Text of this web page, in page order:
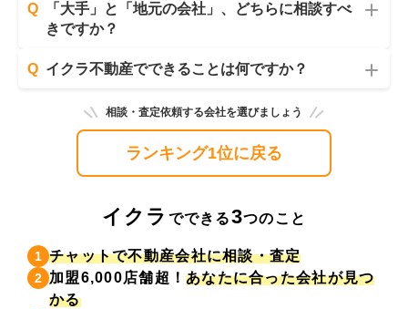
Q
「大手」と「地元の会社」、どちらに相談すべ
きですか？
Q イクラ不動産でできることは何ですか？
相談・査定依頼する会社を選びましょう
ランキング1位に戻る
イクラ でできる3つのこと
1 チャットで不動産会社に相談・査定
2 加盟6,000店舗超！あなたに合った会社が見つ
かる